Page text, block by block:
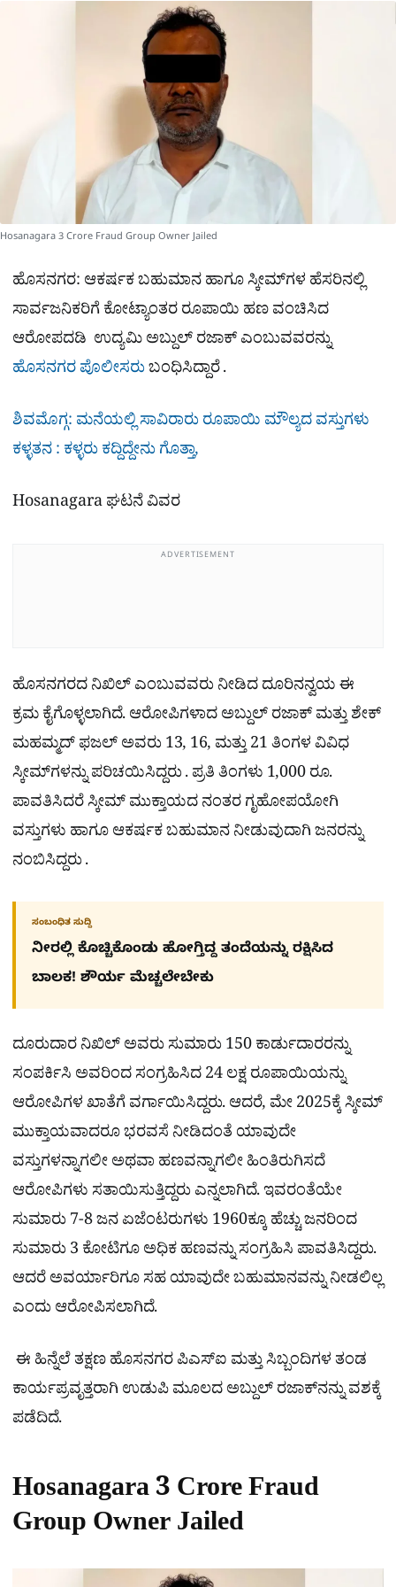
o a
a
r
e
Hosanagara 3 Crore Fraud Group Owner Jailed
ಹೊಸನಗರ: ಆಕರ್ಷಕ ಬಹುಮಾನ ಹಾಗೂ ಸ್ಕೀಮ್‌ಗಳ ಹೆಸರಿನಲ್ಲಿ
ಸಾರ್ವಜನಿಕರಿಗೆ ಕೋಟ್ಯಾಂತರ ರೂಪಾಯಿ ಹಣ ವಂಚಿಸಿದ
ಆರೋಪದಡಿ ಉದ್ಯಮಿ ಅಬ್ದುಲ್ ರಜಾಕ್‌ ಎಂಬುವವರನ್ನು
ಹೊಸನಗರಪೊಲೀಸರುಬಂಧಿಸಿದ್ದಾರೆ .
ಶಿವಮೊಗ್ಗ: ಮನೆಯಲ್ಲಿ ಸಾವಿರಾರು ರೂಪಾಯಿ ಮೌಲ್ಯದ ವಸ್ತುಗಳು
ಕಳ್ಳತನ : ಕಳ್ಳರು ಕದ್ದಿದ್ದೇನು ಗೊತ್ತಾ,
Hosanagara ಘಟನೆ ವಿವರ
ADVERTISEMENT
ಹೊಸನಗರದ ನಿಖಿಲ್ ಎಂಬುವವರು ನೀಡಿದ ದೂರಿನನ್ವಯ ಈ
ಕ್ರಮ ಕೈಗೊಳ್ಳಲಾಗಿದೆ. ಆರೋಪಿಗಳಾದ ಅಬ್ದುಲ್ ರಜಾಕ್ ಮತ್ತು ಶೇಕ್
ಮಹಮ್ಮದ್ ಫಜಲ್ ಅವರು 13, 16, ಮತ್ತು 21 ತಿಂಗಳ ವಿವಿಧ
ಸ್ಕೀಮ್‌ಗಳನ್ನು ಪರಿಚಯಿಸಿದ್ದರು . ಪ್ರತಿ ತಿಂಗಳು 1,000 ರೂ.
ಪಾವತಿಸಿದರೆ ಸ್ಕೀಮ್ ಮುಕ್ತಾಯದ ನಂತರ ಗೃಹೋಪಯೋಗಿ
ವಸ್ತುಗಳು ಹಾಗೂ ಆಕರ್ಷಕ ಬಹುಮಾನ ನೀಡುವುದಾಗಿ ಜನರನ್ನು
ನಂಬಿಸಿದ್ದರು .
ಸಂಬಂಧಿತ ಸುದ್ದಿ
ನೀರಲ್ಲಿ ಕೊಚ್ಚಿಕೊಂಡು ಹೋಗ್ತಿದ್ದ ತಂದೆಯನ್ನು ರಕ್ಷಿಸಿದ
ಬಾಲಕ! ಶೌರ್ಯ ಮೆಚ್ಚಲೇಬೇಕು
ದೂರುದಾರ ನಿಖಿಲ್ ಅವರು ಸುಮಾರು 150 ಕಾರ್ಡುದಾರರನ್ನು
ಸಂಪರ್ಕಿಸಿ ಅವರಿಂದ ಸಂಗ್ರಹಿಸಿದ 24 ಲಕ್ಷ ರೂಪಾಯಿಯನ್ನು
ಆರೋಪಿಗಳ ಖಾತೆಗೆ ವರ್ಗಾಯಿಸಿದ್ದರು. ಆದರೆ, ಮೇ 2025ಕ್ಕೆ ಸ್ಕೀಮ್
ಮುಕ್ತಾಯವಾದರೂ ಭರವಸೆ ನೀಡಿದಂತೆ ಯಾವುದೇ
ವಸ್ತುಗಳನ್ನಾಗಲೀ ಅಥವಾ ಹಣವನ್ನಾಗಲೀ ಹಿಂತಿರುಗಿಸದೆ
ಆರೋಪಿಗಳು ಸತಾಯಿಸುತ್ತಿದ್ದರು ಎನ್ನಲಾಗಿದೆ. ಇವರಂತೆಯೇ
ಸುಮಾರು 7-8 ಜನ ಏಜೆಂಟರುಗಳು 1960ಕ್ಕೂ ಹೆಚ್ಚು ಜನರಿಂದ
ಸುಮಾರು 3 ಕೋಟಿಗೂ ಅಧಿಕ ಹಣವನ್ನು ಸಂಗ್ರಹಿಸಿ ಪಾವತಿಸಿದ್ದರು.
ಆದರೆ ಅವರ್ಯಾರಿಗೂ ಸಹ ಯಾವುದೇ ಬಹುಮಾನವನ್ನು ನೀಡಲಿಲ್ಲ
ಎಂದು ಆರೋಪಿಸಲಾಗಿದೆ.
ಈ ಹಿನ್ನೆಲೆ ತಕ್ಷಣ ಹೊಸನಗರ ಪಿಎಸ್‌ಐ ಮತ್ತು ಸಿಬ್ಬಂದಿಗಳ ತಂಡ
ಕಾರ್ಯಪ್ರವೃತ್ತರಾಗಿ ಉಡುಪಿ ಮೂಲದ ಅಬ್ದುಲ್ ರಜಾಕ್‌ನನ್ನು ವಶಕ್ಕೆ
ಪಡೆದಿದೆ.
Hosanagara 3 Crore Fraud
Group Owner Jailed